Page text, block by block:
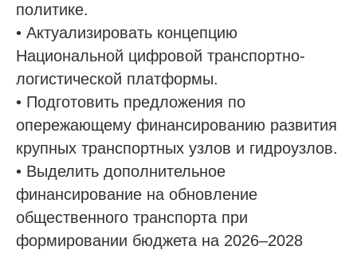
политике.
• Актуализировать концепцию
Национальной цифровой транспортно-
логистической платформы.
• Подготовить предложения по
опережающему финансированию развития
крупных транспортных узлов и гидроузлов.
• Выделить дополнительное
финансирование на обновление
общественного транспорта при
формировании бюджета на 2026–2028